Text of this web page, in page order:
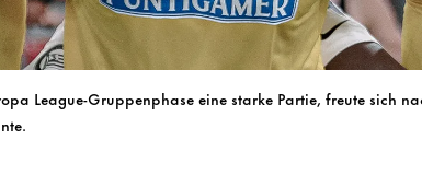
League-Gruppenphase eine starke Partie, freute sich